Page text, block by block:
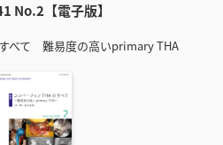
No.2【電子版】
すべて 難易度の高いprimary THA